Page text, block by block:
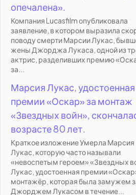
опечалена».
Компания Lucasfilm опубликовала
заявление, в котором выразила
поводу смерти Марсии Лукас,
жены Джорджа Лукаса, одной из
актрис, разделивших премию
за...
Марсия Лукас, удостоенная
премии «Оскар» за монтаж
«Звездных войн»,
возрасте 80 лет.
Краткое изложение Умерла Марсия
Лукас, которую часто называли
«невоспетым героем» «Звездных
Лукас, удостоенная премии
монтажёр, которая была замужем
Джорджем Лукасом в течение...